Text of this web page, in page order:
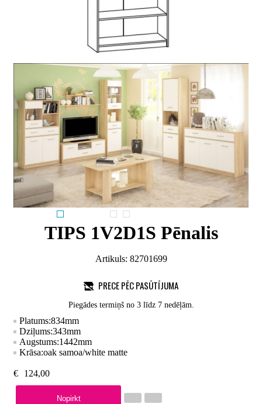
TIPS 1V2D1S Pēnalis
Artikuls: 82701699
PRECE PĒC PASŪTĪJUMA
Piegādes termiņš no 3 līdz 7 nedēļām.
Platums:834mm
Dziļums:343mm
Augstums:1442mm
Krāsa:oak samoa/white matte
€ 124,00
Nopirkt